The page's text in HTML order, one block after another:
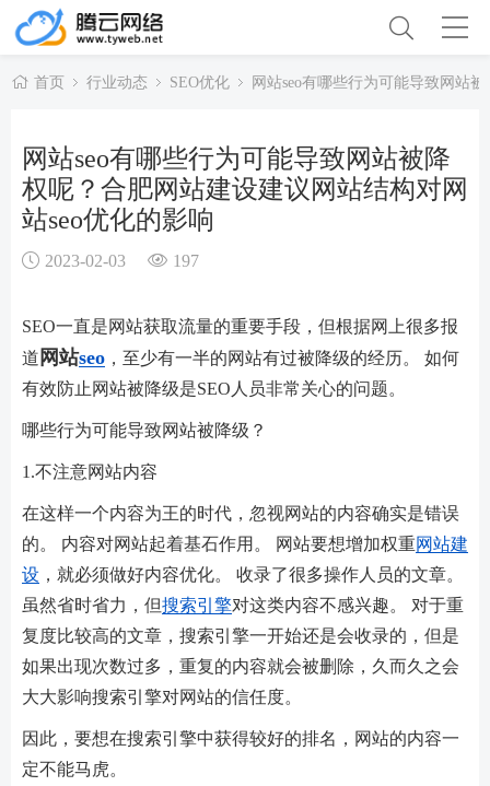
首页 行业动态 SEO优化 网站seo有哪些行为可能导致网站
网站seo有哪些行为可能导致网站被降
权呢？合肥网站建设建议网站结构对网
站seo优化的影响
2023-02-03 197
SEO一直是网站获取流量的重要手段，但根据网上很多报
道 网站seo ，至少有一半的网站有过被降级的经历。 如何
有效防止网站被降级是SEO人员非常关心的问题。
哪些行为可能导致网站被降级？
1.不注意网站内容
在这样一个内容为王的时代，忽视网站的内容确实是错误
的。 内容对网站起着基石作用。 网站要想增加权重网站建
设 ，就必须做好内容优化。 收录了很多操作人员的文章。
虽然省时省力，但搜索引擎对这类内容不感兴趣。 对于重
复度比较高的文章，搜索引擎一开始还是会收录的，但是
如果出现次数过多，重复的内容就会被删除，久而久之会
大大影响搜索引擎对网站的信任度。
因此，要想在搜索引擎中获得较好的排名，网站的内容一
定不能马虎。